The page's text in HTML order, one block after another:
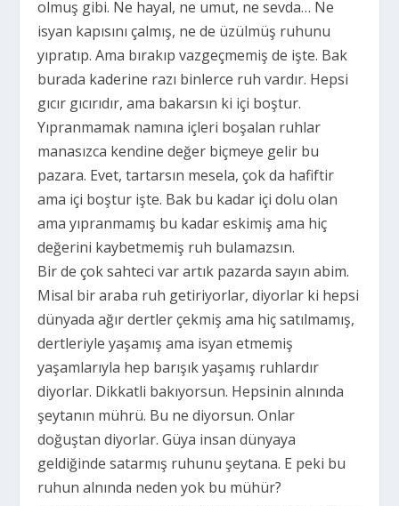
olmuş gibi. Ne hayal, ne umut, ne sevda… Ne
isyan kapısını çalmış, ne de üzülmüş ruhunu
yıpratıp. Ama bırakıp vazgeçmemiş de işte. Bak
burada kaderine razı binlerce ruh vardır. Hepsi
gıcır gıcırıdır, ama bakarsın ki içi boştur.
Yıpranmamak namına içleri boşalan ruhlar
manasızca kendine değer biçmeye gelir bu
pazara. Evet, tartarsın mesela, çok da hafiftir
ama içi boştur işte. Bak bu kadar içi dolu olan
ama yıpranmamış bu kadar eskimiş ama hiç
değerini kaybetmemiş ruh bulamazsın.
Bir de çok sahteci var artık pazarda sayın abim.
Misal bir araba ruh getiriyorlar, diyorlar ki hepsi
dünyada ağır dertler çekmiş ama hiç satılmamış,
dertleriyle yaşamış ama isyan etmemiş
yaşamlarıyla hep barışık yaşamış ruhlardır
diyorlar. Dikkatli bakıyorsun. Hepsinin alnında
şeytanın mührü. Bu ne diyorsun. Onlar
doğuştan diyorlar. Güya insan dünyaya
geldiğinde satarmış ruhunu şeytana. E peki bu
ruhun alnında neden yok bu mühür?